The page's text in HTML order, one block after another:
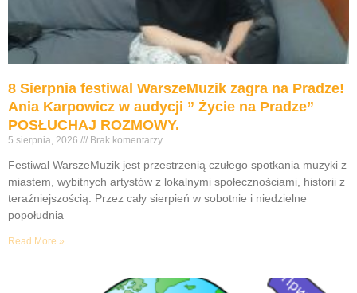
8 Sierpnia festiwal WarszeMuzik zagra na Pradze!
Ania Karpowicz w audycji ” Życie na Pradze”
POSŁUCHAJ ROZMOWY.
5 sierpnia, 2026 Brak komentarzy
Festiwal WarszeMuzik jest przestrzenią czułego spotkania muzyki z
miastem, wybitnych artystów z lokalnymi społecznościami, historii z
teraźniejszością. Przez cały sierpień w sobotnie i niedzielne
popołudnia
Read More »